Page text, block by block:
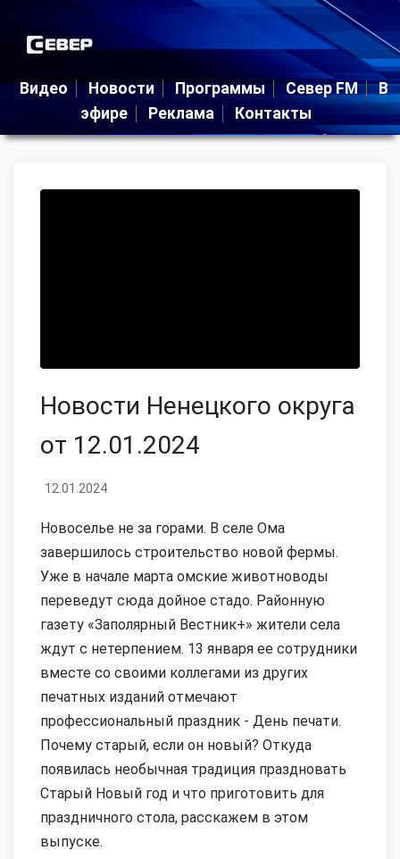
Видео Новости Программы Север FM
В
эфире
Реклама Контакты
Новости Ненецкого округа
от 12.01.2024
12.01.2024
Новоселье не за горами. В селе Ома
завершилось строительство новой фермы.
Уже в начале марта омские животноводы
переведут сюда дойное стадо. Районную
газету «Заполярный Вестник+» жители села
ждут с нетерпением. 13 января ее сотрудники
вместе со своими коллегами из других
печатных изданий отмечают
профессиональный праздник - День печати.
Почему старый, если он новый? Откуда
появилась необычная традиция праздновать
Старый Новый год и что приготовить для
праздничного стола, расскажем в этом
выпуске.